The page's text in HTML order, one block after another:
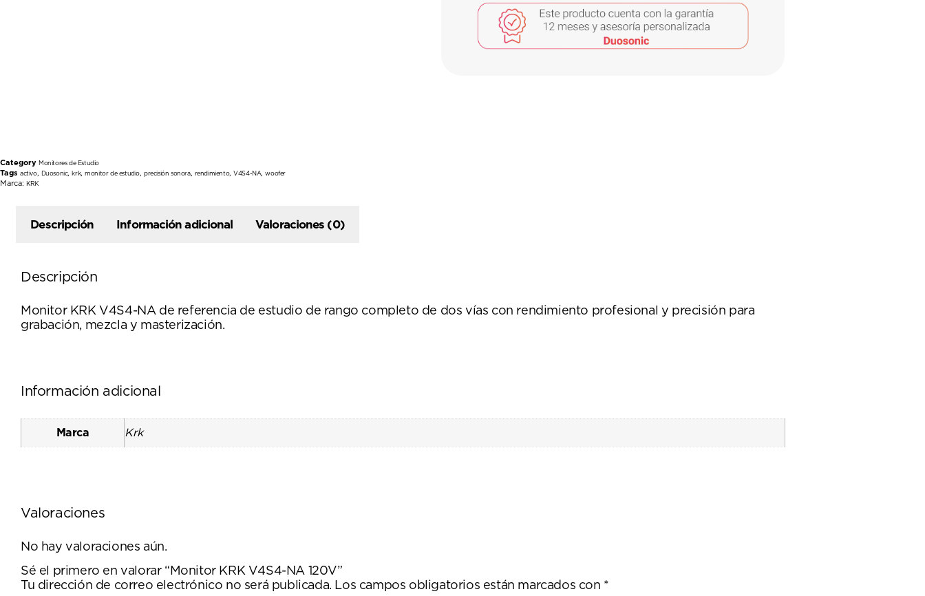
Category Monitores de Estudio
Tags activo, Duosonic,krk,monitor de estudio,precisión sonora, rendimiento,V4S4-NA,woofer
Marca: KRK
Descripción Información adicional Valoraciones (0)
Descripción
Monitor KRK V4S4-NA de referencia de estudio de rango completo de dos vías con rendimiento profesional y precisión para
grabación, mezcla y masterización.
Información adicional
Marca Krk
Valoraciones
No hay valoraciones aún.
Sé el primero en valorar “Monitor KRK V4S4-NA 120V”
Tu dirección de correo electrónico no será publicada. Los campos obligatorios están marcados con *